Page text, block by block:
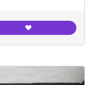
❤️Balança amb la